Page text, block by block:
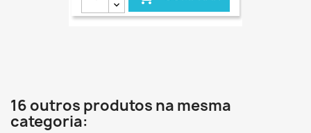
16 outros produtos na mesma
categoria: